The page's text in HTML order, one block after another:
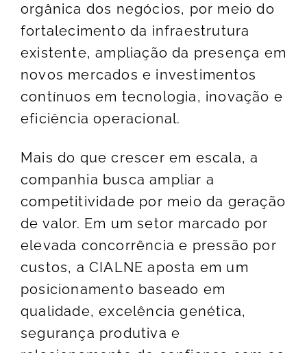
orgânica dos negócios, por meio do
fortalecimento da infraestrutura
existente, ampliação da presença em
novos mercados e investimentos
contínuos em tecnologia, inovação e
eficiência operacional.
Mais do que crescer em escala, a
companhia busca ampliar a
competitividade por meio da geração
de valor. Em um setor marcado por
elevada concorrência e pressão por
custos, a CIALNE aposta em um
posicionamento baseado em
qualidade, excelência genética,
segurança produtiva e